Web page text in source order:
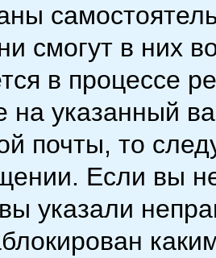
смогут в них
в процессе
на указанный
почты, то
Если вы
указали